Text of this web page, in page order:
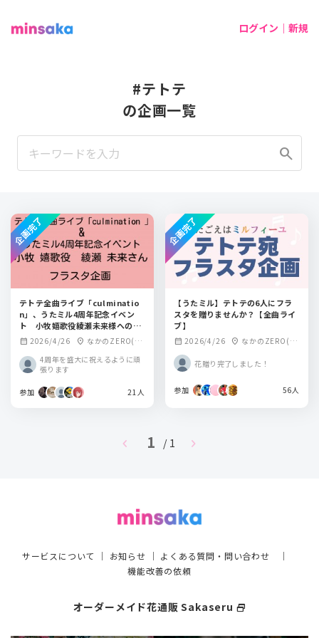
ログイン｜新規
#テトテ
の企画一覧
search
テトテ全曲ライブ「culminatio
n」、うたミル4周年記念イベン
ト 小牧嬉歌役綾瀬未来様へのフ
ラスタ企画
calendar_month 2026/4/26 location_on なかのZERO(中
センター)
4周年を盛大に祝えるように頑
張ります
参加 21人
企画完了
【うたミル】テトテの6人にフラ
スタを贈りませんか？【全曲ライ
ブ】
calendar_month 2026/4/26 location_on なかのZERO(中
センター)
花贈り完了しました！
参加 56人
企画完了
chevron_left 1 / 1 chevron_right
サービスについて ｜ お知らせ ｜ よくある質問・問い合わせ ｜
機能改善の依頼
オーダーメイド花通販 Sakaseru select_window